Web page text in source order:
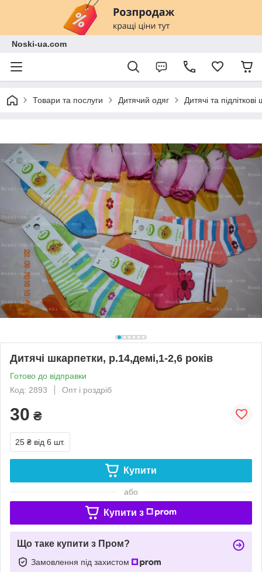
Noski-ua.com
Товари та послуги Дитячий одяг Дитячі та
Дитячі шкарпетки, р.14,демі,1-2,6 років
Готово до відправки
Код: 2893
Опт і роздріб
30 ₴
25 ₴ від 6 шт.
Купити
або
Купити з
Що таке купити з Пром?
Замовлення під захистом